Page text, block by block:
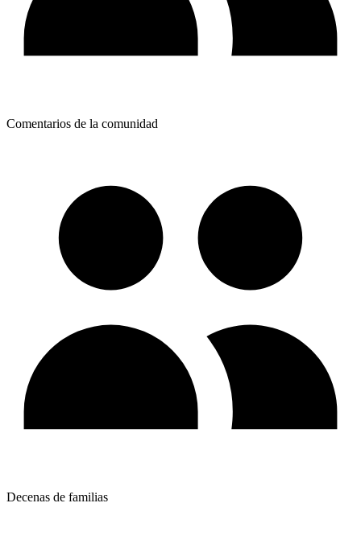
Comentarios de la comunidad
Decenas de familias